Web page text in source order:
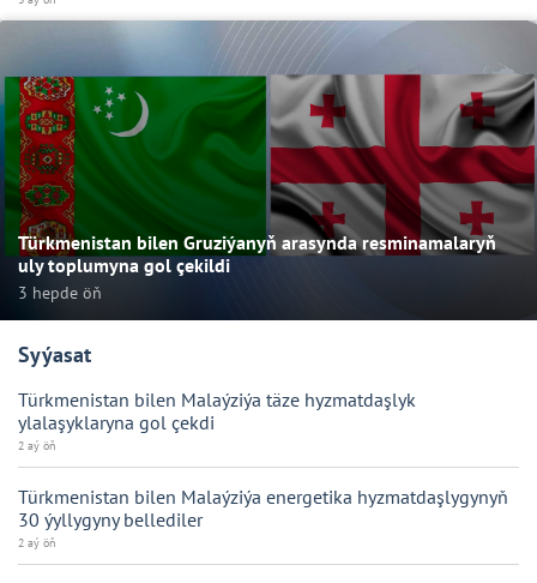
Türkmenistan bilen Gruziýanyň arasynda resminamalaryň
uly toplumyna gol çekildi
3 hepde öň
Syýasat
Türkmenistan bilen Malaýziýa täze hyzmatdaşlyk
ylalaşyklaryna gol çekdi
2 aý öň
Türkmenistan bilen Malaýziýa energetika hyzmatdaşlygynyň
30 ýyllygyny bellediler
2 aý öň